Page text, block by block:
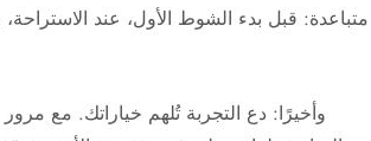
متباعدة: قبل بدء الشوط الأول، عند
وأخيرًا: دع التجربة تُلهم خياراتك. مع